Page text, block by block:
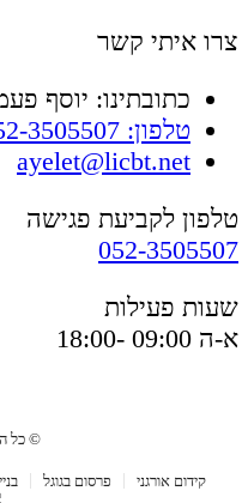
צרו איתי קשר
כתובתינו: יוסף פעמוני 4 תל
טלפון: 052-3505507
ayelet@licbt.net
טלפון לקביעת פגישה
052-3505507
שעות פעילות
א-ה 09:00 -18:00
© כל
קידום אורגני פרסום בגוגל